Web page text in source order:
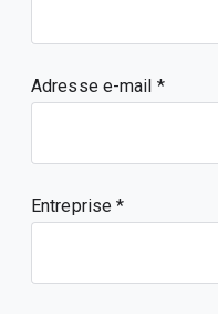
Adresse e-mail
Entreprise